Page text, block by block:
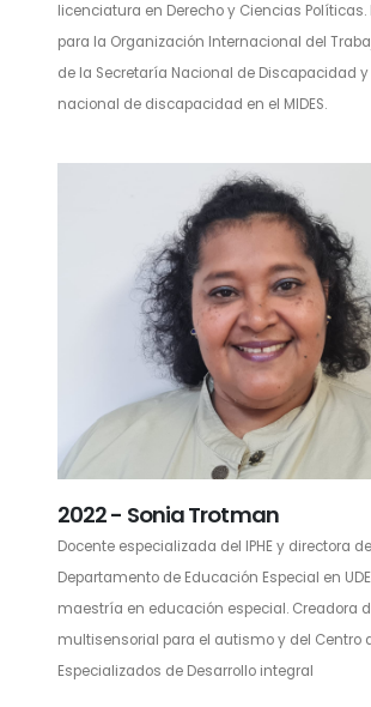
licenciatura en Derecho y Ciencias Políticas.
para la Organización Internacional del
de la Secretaría Nacional de Discapacidad
nacional de discapacidad en el MIDES.
2022 - Sonia Trotman
Docente especializada del IPHE y directora
Departamento de Educación Especial en
maestría en educación especial. Creadora
multisensorial para el autismo y del Centro
Especializados de Desarrollo integral